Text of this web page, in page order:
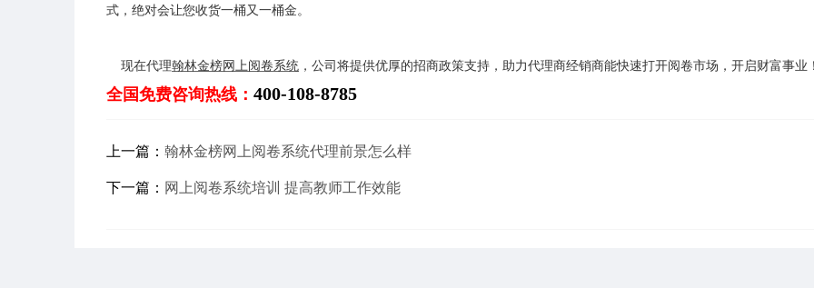
式，绝对会让您收货一桶又一桶金。
现在代理翰林金榜网上阅卷系统 ，公司将提供优厚的招商政策支持，助力代理商经销商能快速打开阅卷市场，开启财富事业
全国免费咨询热线： 400-108-8785
上一篇： 翰林金榜网上阅卷系统代理前景怎么样
下一篇： 网上阅卷系统培训 提高教师工作效能